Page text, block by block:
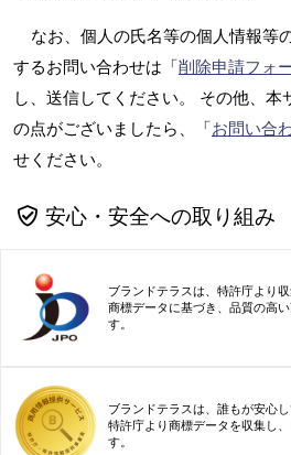
なお、個人の氏名等の個人情報等
するお問い合わせは「削除申請フォ
し、送信してください。 その他、本
の点がございましたら、「お問い合
せください。
安心・安全への取り組み
ブランドテラスは、特許庁より
商標データに基づき、品質の高
す。
ブランドテラスは、誰もが安心
特許庁より商標データを収集し
す。